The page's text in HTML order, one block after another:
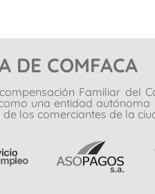
DE COMFACA
Familiar del
una entidad autónoma
de los comerciantes de la